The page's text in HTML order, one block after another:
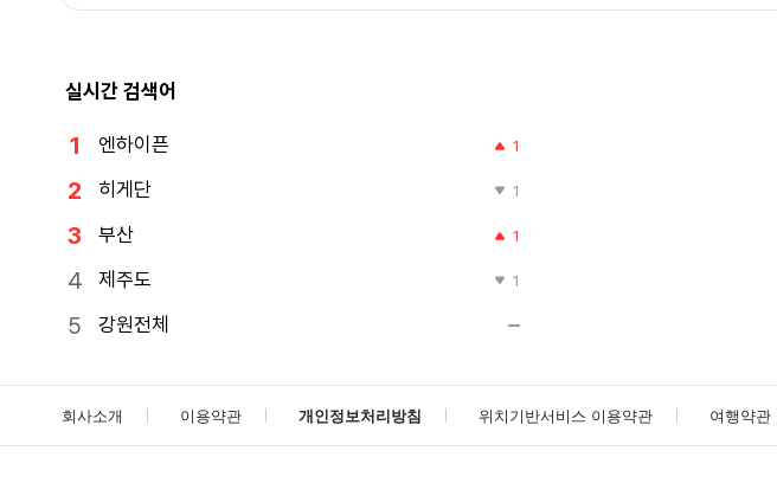
실시간 검색어
엔하이픈 1
히게단 1
부산 1
제주도 1
강원전체
회사소개 이용약관 개인정보처리방침 위치기반서비스 이용약관 여행약관